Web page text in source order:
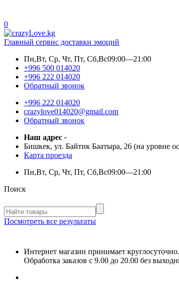
0
Главный сервис доставки эмоций
Пн,Вт, Ср, Чт, Пт, Сб,Вс09:00—21:00
+996 500 014020
+996 222 014020
Обратный звонок
+996 222 014020
crazylove014020@gmail.com
Обратный звонок
Наш адрес -
Бишкек, ул. Байтик Баатыра, 26 (на уровне
Карта проезда
Пн,Вт, Ср, Чт, Пт, Сб,Вс09:00—21:00
Поиск
Посмотреть все результаты
Интернет магазин принимает круглосуточно.
Обработка заказов с 9.00 до 20.00 без